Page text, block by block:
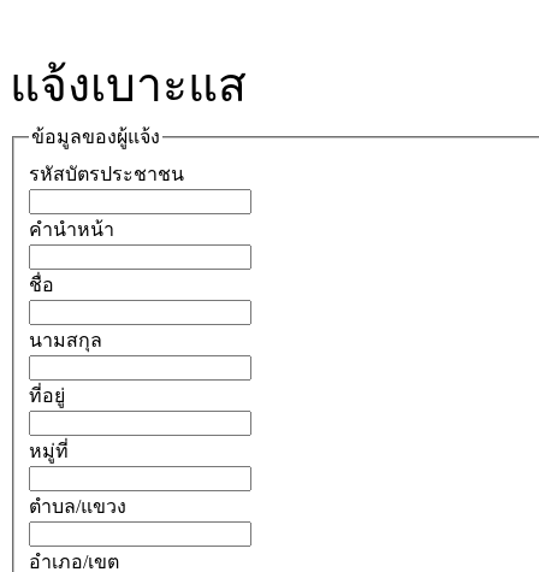
แจ้งเบาะแส
ข้อมูลของผู้แจ้ง
รหัสบัตรประชาชน
คำนำหน้า
ชื่อ
นามสกุล
ที่อยู่
หมู่ที่
ตำบล/แขวง
อำเภอ/เขต